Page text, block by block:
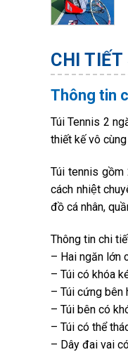
CHI TIẾT
Thông tin
Túi Tennis 2
thiết kế vô
Túi tennis gồm
cách nhiệt
đồ cá nhân,
Thông tin chi
– Hai ngăn lớn
– Túi có khóa
– Túi cứng bên
– Túi bên có
– Túi có thể
– Dây đai vai